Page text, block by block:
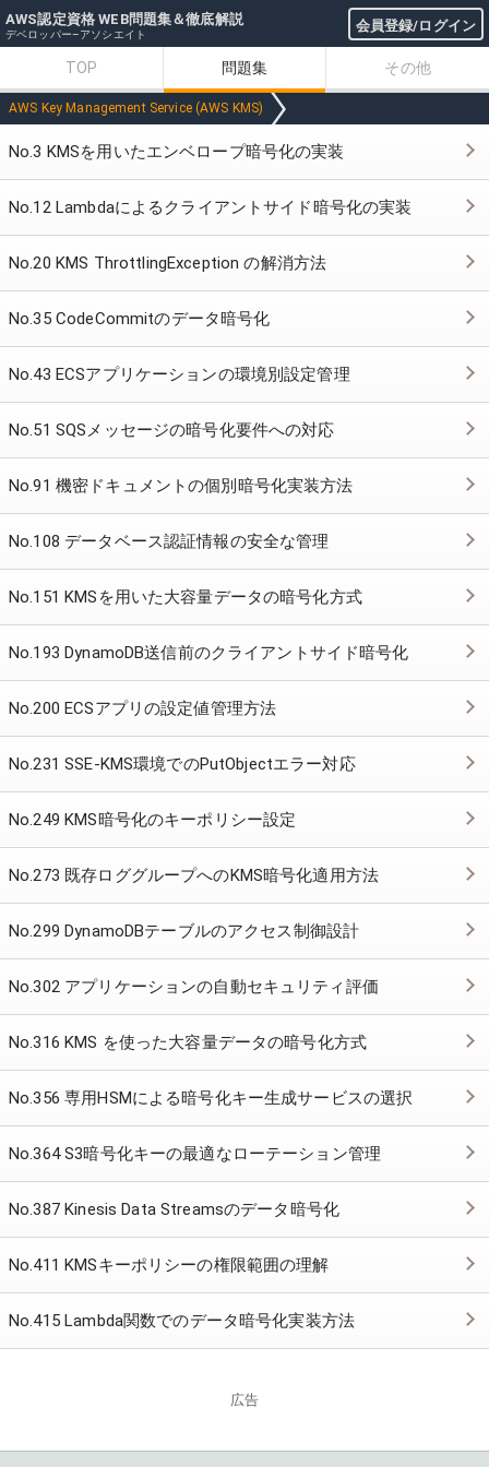
AWS認定資格 WEB問題集＆徹底解説 会員登録/ログイン
デベロッパー–アソシエイト
TOP 問題集 その他
AWS Key Management Service (AWS KMS)
No.3 KMSを用いたエンベロープ暗号化の実装
No.12 Lambdaによるクライアントサイド暗号化の実装
No.20 KMS ThrottlingException の解消方法
No.35 CodeCommitのデータ暗号化
No.43 ECSアプリケーションの環境別設定管理
No.51 SQSメッセージの暗号化要件への対応
No.91 機密ドキュメントの個別暗号化実装方法
No.108 データベース認証情報の安全な管理
No.151 KMSを用いた大容量データの暗号化方式
No.193 DynamoDB送信前のクライアントサイド暗号化
No.200 ECSアプリの設定値管理方法
No.231 SSE-KMS環境でのPutObjectエラー対応
No.249 KMS暗号化のキーポリシー設定
No.273 既存ロググループへのKMS暗号化適用方法
No.299 DynamoDBテーブルのアクセス制御設計
No.302 アプリケーションの自動セキュリティ評価
No.316 KMS を使った大容量データの暗号化方式
No.356 専用HSMによる暗号化キー生成サービスの選択
No.364 S3暗号化キーの最適なローテーション管理
No.387 Kinesis Data Streamsのデータ暗号化
No.411 KMSキーポリシーの権限範囲の理解
No.415 Lambda関数でのデータ暗号化実装方法
広告